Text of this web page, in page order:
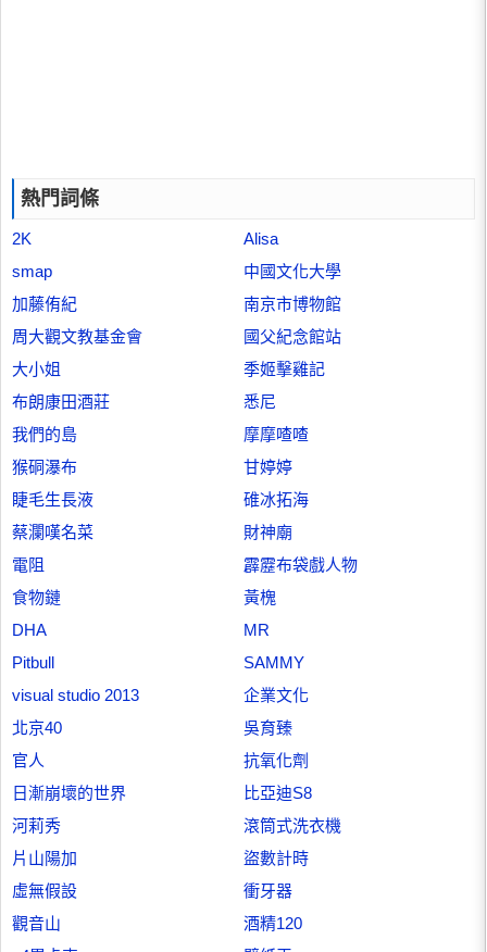
熱門詞條
2K
Alisa
smap
中國文化大學
加藤侑紀
南京市博物館
周大觀文教基金會
國父紀念館站
大小姐
季姬擊雞記
布朗康田酒莊
悉尼
我們的島
摩摩喳喳
猴硐瀑布
甘婷婷
睫毛生長液
碓冰拓海
蔡瀾嘆名菜
財神廟
電阻
霹靂布袋戲人物
食物鏈
黃槐
DHA
MR
Pitbull
SAMMY
visual studio 2013
企業文化
北京40
吳育臻
官人
抗氧化劑
日漸崩壞的世界
比亞迪S8
河莉秀
滾筒式洗衣機
片山陽加
盜數計時
虛無假設
衝牙器
觀音山
酒精120